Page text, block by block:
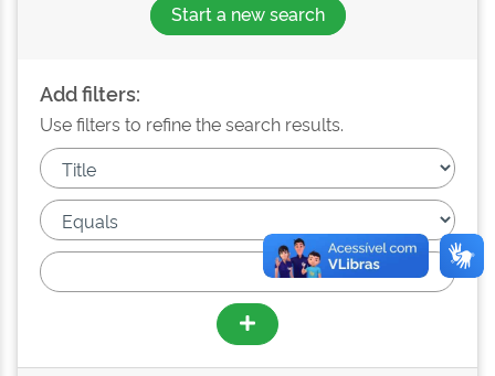
Start a new search
Add filters:
Use filters to refine the search results.